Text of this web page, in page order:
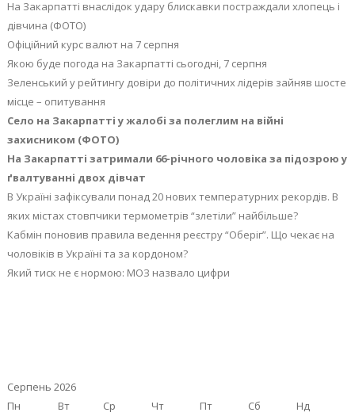
На Закарпатті внаслідок удару блискавки постраждали хлопець і
дівчина (ФОТО)
Офіційний курс валют на 7 серпня
Якою буде погода на Закарпатті сьогодні, 7 серпня
Зеленський у рейтингу довіри до політичних лідерів зайняв шосте
місце – опитування
Село на Закарпатті у жалобі за полеглим на війні
захисником (ФОТО)
На Закарпатті затримали 66-річного чоловіка за підозрою у
ґвалтуванні двох дівчат
В Україні зафіксували понад 20 нових температурних рекордів. В
яких містах стовпчики термометрів “злетіли” найбільше?
Кабмін поновив правила ведення реєстру “Оберіг”. Що чекає на
чоловіків в Україні та за кордоном?
Який тиск не є нормою: МОЗ назвало цифри
Серпень 2026
Пн
Вт Ср Чт Пт Сб
Нд